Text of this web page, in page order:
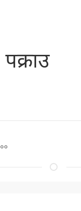
पक्राउ